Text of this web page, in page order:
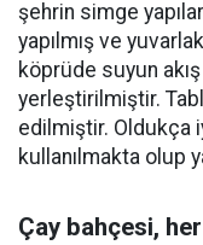
şehrin simge
yapılmış ve
köprüde suyun
yerleştirilmiştir.
edilmiştir. Oldukça
kullanılmakta olup
Çay bahçesi,